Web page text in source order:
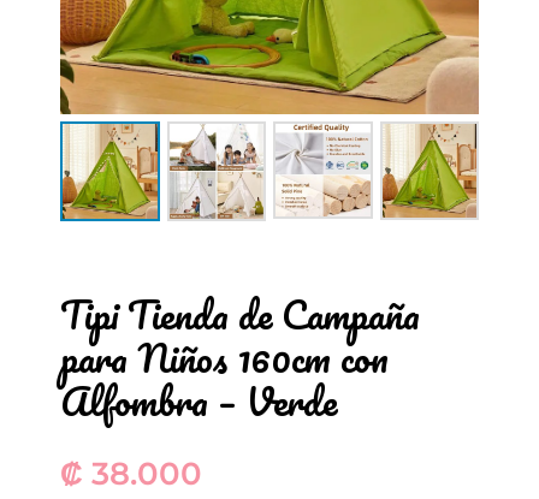
Tipi Tienda de Campaña
para Niños 160cm con
Alfombra – Verde
₡ 38.000